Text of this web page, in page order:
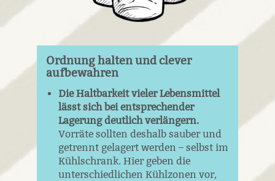
Ordnung halten und clever
aufbewahren
Die Haltbarkeit vieler Lebensmittel
lässt sich bei entsprechender
Lagerung deutlich verlängern.
Vorräte sollten deshalb sauber und
getrennt gelagert werden – selbst im
Kühlschrank. Hier geben die
unterschiedlichen Kühlzonen vor,